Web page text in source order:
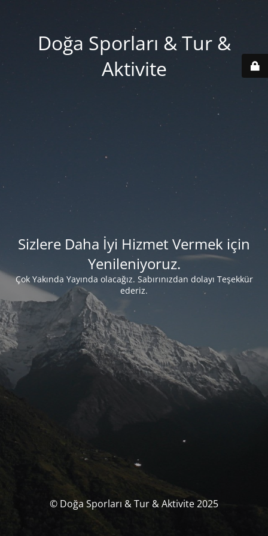
Doğa Sporları & Tur &
Aktivite
Sizlere Daha İyi Hizmet Vermek için
Yenileniyoruz.
Çok Yakında Yayında olacağız. Sabırınızdan dolayı Teşekkür
ederiz.
© Doğa Sporları & Tur & Aktivite 2025